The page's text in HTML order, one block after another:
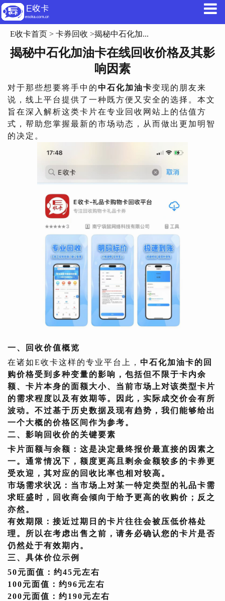
E收卡首页 > 卡券回收 >揭秘中石化加...
揭秘中石化加油卡在线回收价格及其影
响因素
对于那些想要将手中的中石化加油卡变现的朋友来
说，线上平台提供了一种既方便又安全的选择。本文
旨在深入解析这类卡片在专业回收网站上的估值方
式，帮助您掌握最新的市场动态，从而做出更加明智
的决定。
一、回收价值概览
在诸如E收卡这样的专业平台上， 中石化加油卡的回
购价格受到多种变量的影响，包括但不限于卡内余
额、卡片本身的面额大小、当前市场上对该类型卡片
的需求程度以及有效期等。因此，实际成交价会有所
波动。不过基于历史数据及现有趋势，我们能够给出
一个大概的价格区间作为参考。
二、影响回收价的关键要素
卡片面额与余额： 这是决定最终报价最直接的因素之
一。通常情况下，额度更高且剩余金额较多的卡券更
受欢迎，其对应的回收比率也相对较高。
市场需求状况： 当市场上对某一特定类型的礼品卡需
求旺盛时，回收商会倾向于给予更高的收购价；反之
亦然。
有效期限： 接近过期日的卡片往往会被压低价格处
理。所以在考虑出售之前，请务必确认您的卡片是否
仍然处于有效期内。
三、具体价位示例
50元面值： 约45元左右
100元面值： 约96元左右
200元面值： 约190元左右